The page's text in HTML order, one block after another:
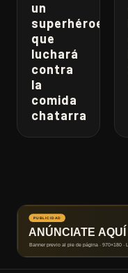
un
superhéroe
que
luchará
contra
la
comida
chatarra